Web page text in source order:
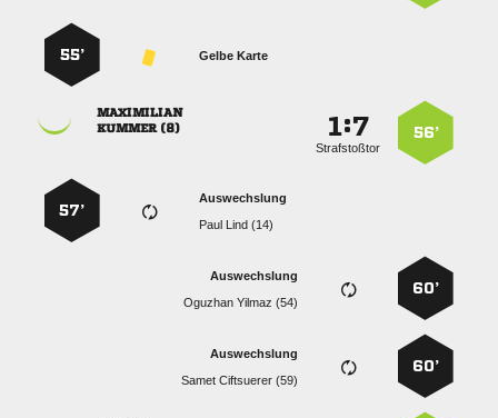
Gelbe Karte
55’
56’
:
Strafstoßtor

 
Auswechslung
  
57’
60’
Auswechslung
  
60’
Auswechslung
  